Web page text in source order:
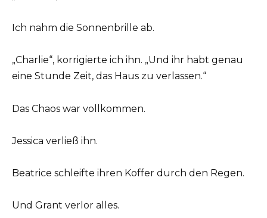
Ich nahm die Sonnenbrille ab.
„Charlie“, korrigierte ich ihn. „Und ihr habt genau
eine Stunde Zeit, das Haus zu verlassen.“
Das Chaos war vollkommen.
Jessica verließ ihn.
Beatrice schleifte ihren Koffer durch den Regen.
Und Grant verlor alles.